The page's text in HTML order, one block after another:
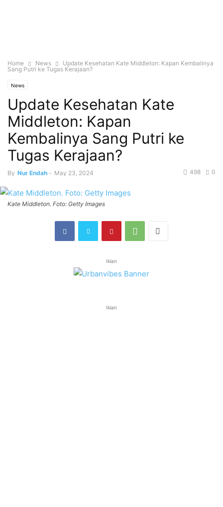
Home News
Update Kesehatan Kate Middleton: Kapan Kembalinya
Sang Putri ke Tugas Kerajaan?
News
Update Kesehatan Kate
Middleton: Kapan
Kembalinya Sang Putri ke
Tugas Kerajaan?
By Nur Endah - May 23, 2024 0
498
Kate Middleton. Foto: Getty Images
Iklan
Iklan